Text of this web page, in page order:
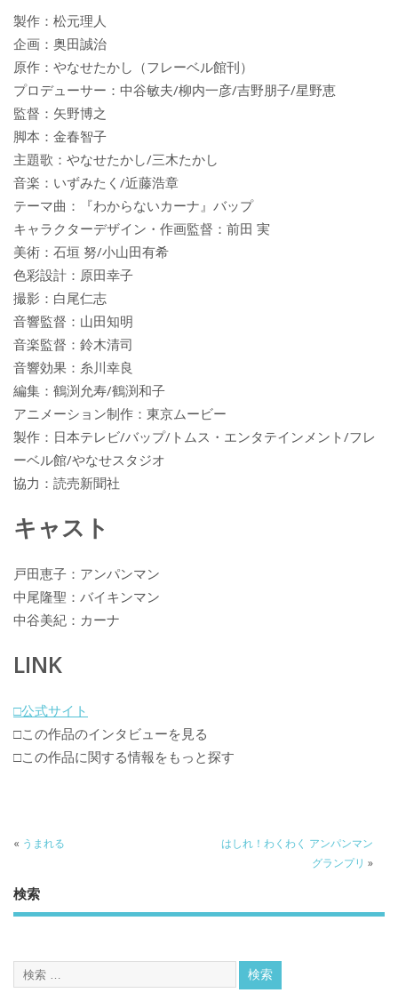
製作：松元理人
企画：奥田誠治
原作：やなせたかし（フレーベル館刊）
プロデューサー：中谷敏夫/柳内一彦/吉野朋子/星野恵
監督：矢野博之
脚本：金春智子
主題歌：やなせたかし/三木たかし
音楽：いずみたく/近藤浩章
テーマ曲：『わからないカーナ』バップ
キャラクターデザイン・作画監督：前田 実
美術：石垣 努/小山田有希
色彩設計：原田幸子
撮影：白尾仁志
音響監督：山田知明
音楽監督：鈴木清司
音響効果：糸川幸良
編集：鶴渕允寿/鶴渕和子
アニメーション制作：東京ムービー
製作：日本テレビ/バップ/トムス・エンタテインメント/フレ
ーベル館/やなせスタジオ
協力：読売新聞社
キャスト
戸田恵子：アンパンマン
中尾隆聖：バイキンマン
中谷美紀：カーナ
LINK
□公式サイト
□この作品のインタビューを見る
□この作品に関する情報をもっと探す
« うまれる
はしれ！わくわく アンパンマン
グランプリ »
検索